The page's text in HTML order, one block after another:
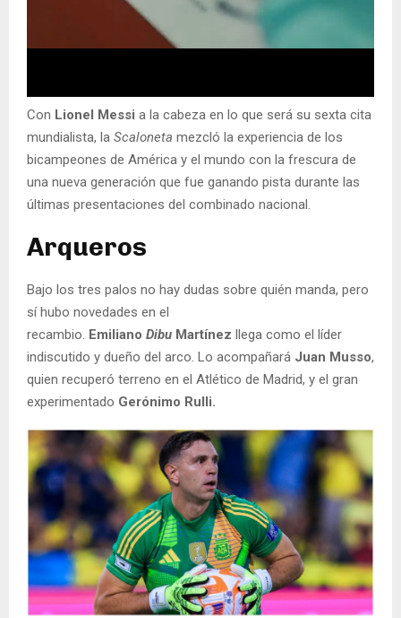
Con Lionel Messi a la cabeza en lo que será su sexta cita
mundialista, la Scaloneta mezcló la experiencia de los
bicampeones de América y el mundo con la frescura de
una nueva generación que fue ganando pista durante las
últimas presentaciones del combinado nacional.
Arqueros
Bajo los tres palos no hay dudas sobre quién manda, pero
sí hubo novedades en el
recambio. Emiliano Dibu Martínez llega como el líder
indiscutido y dueño del arco. Lo acompañará Juan Musso,
quien recuperó terreno en el Atlético de Madrid, y el gran
experimentado Gerónimo Rulli.